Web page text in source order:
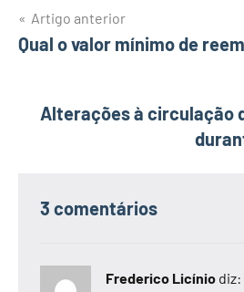
Navegação
de
Artigo anterior
Qual o valor mínimo de
Alterações à circulação
3 comentários
Frederico Licínio diz: